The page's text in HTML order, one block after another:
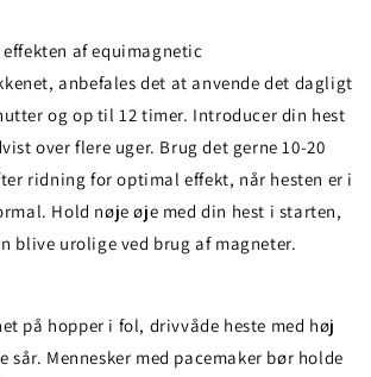
af equimagnetic
anbefales det at anvende det dagligt
og op til 12 timer. Introducer din hest
over flere uger. Brug det gerne 10-20
ridning for optimal effekt, når hesten er i
Hold nøje øje med din hest i starten,
blive urolige ved brug af magneter.
på hopper i fol, drivvåde heste med høj
sår. Mennesker med pacemaker bør holde